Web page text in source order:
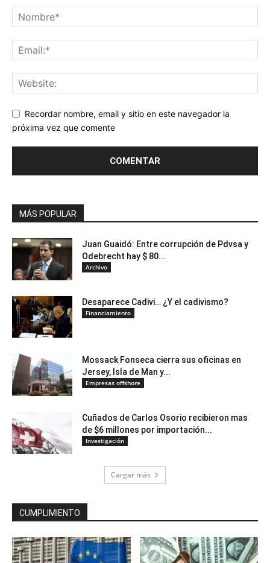
Recordar nombre, email y sitio en este navegador la
próxima vez que comente
MÁS POPULAR
Juan Guaidó: Entre corrupción de Pdvsa y
Odebrecht hay $ 80...
Archivo
Desaparece Cadivi… ¿Y el cadivismo?
Financiamiento
Mossack Fonseca cierra sus oficinas en
Jersey, Isla de Man y...
Empresas offshore
Cuñados de Carlos Osorio recibieron mas
de $6 millones por importación...
Investigación
Cargar más
CUMPLIMIENTO